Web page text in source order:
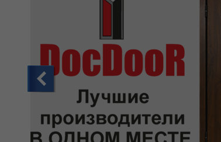
LT-LBWP-02-IP65-12W-
6500K Светильник
светодиод. круг
365 руб. (шт)
Акция
Подробнее